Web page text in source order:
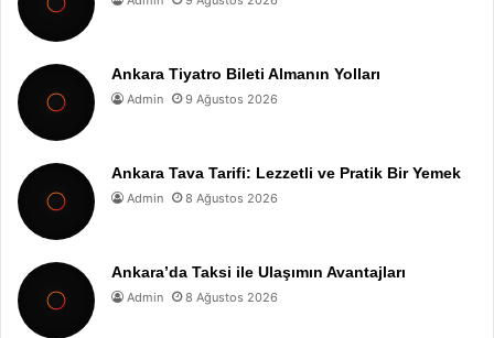
Ankara Tiyatro Bileti Almanın Yolları
Admin 9 Ağustos 2026
Ankara Tava Tarifi: Lezzetli ve Pratik Bir Yemek
Admin 8 Ağustos 2026
Ankara’da Taksi ile Ulaşımın Avantajları
Admin 8 Ağustos 2026